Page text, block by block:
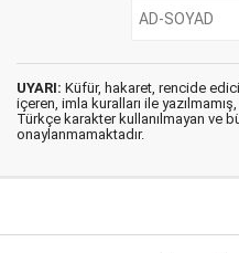
UYARI: Küfür, hakaret, rencide
içeren, imla kuralları ile yazılmamış,
Türkçe karakter kullanılmayan ve
onaylanmamaktadır.